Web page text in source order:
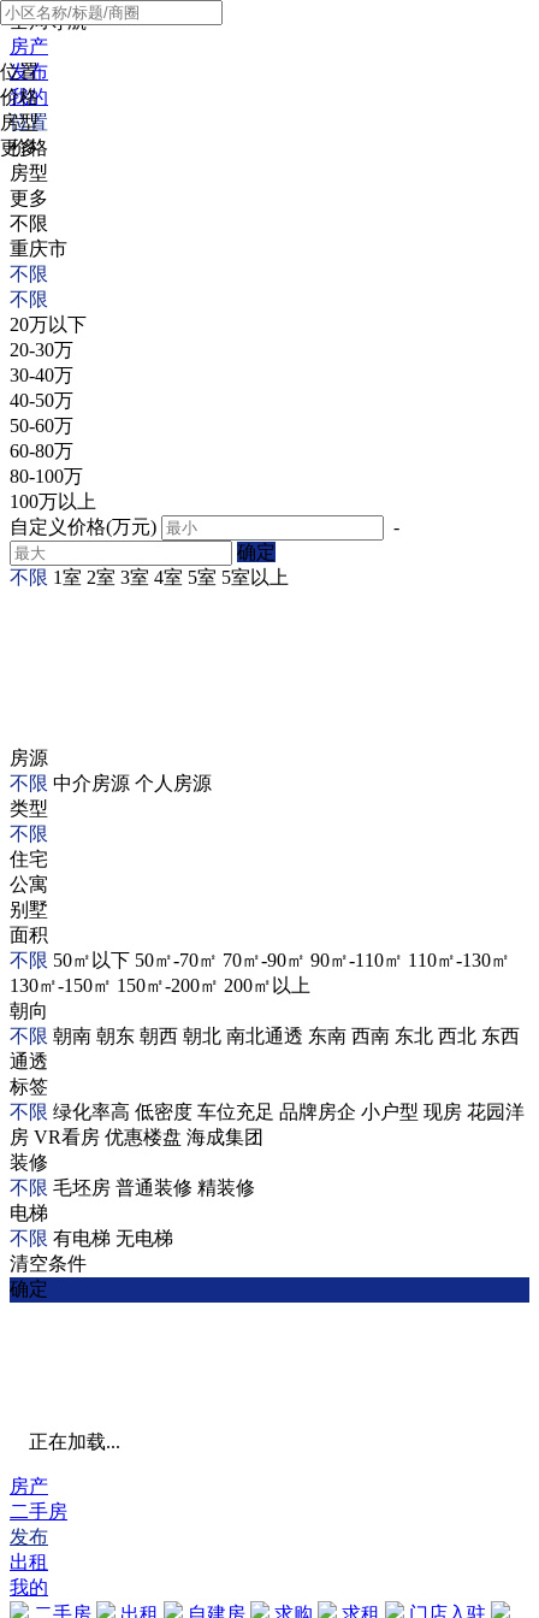
全局导航
房产
发布
我的
位置
价格
房型
更多
位置
价格
房型
更多
不限
重庆市
不限
不限
20万以下
20-30万
30-40万
40-50万
50-60万
60-80万
80-100万
100万以上
自定义价格(万元)
-
确定
不限 1室 2室 3室 4室 5室 5室以上
房源
不限 中介房源 个人房源
类型
不限
住宅
公寓
别墅
面积
不限 50㎡以下 50㎡-70㎡ 70㎡-90㎡ 90㎡-110㎡ 110㎡-130㎡
130㎡-150㎡ 150㎡-200㎡ 200㎡以上
朝向
不限 朝南 朝东 朝西 朝北 南北通透 东南 西南 东北 西北 东西
通透
标签
不限 绿化率高 低密度 车位充足 品牌房企 小户型 现房 花园洋
房 VR看房 优惠楼盘 海成集团
装修
不限 毛坯房 普通装修 精装修
电梯
不限 有电梯 无电梯
清空条件
确定
正在加载...
房产
二手房
发布
出租
我的
二手房
出租 自建房 求购 求租 门店入驻